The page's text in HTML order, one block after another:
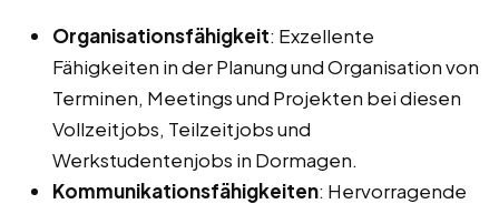
Organisationsfähigkeit: Exzellente
Fähigkeiten in der Planung und Organisation von
Terminen, Meetings und Projekten bei diesen
Vollzeitjobs, Teilzeitjobs und
Werkstudentenjobs in Dormagen.
Kommunikationsfähigkeiten: Hervorragende